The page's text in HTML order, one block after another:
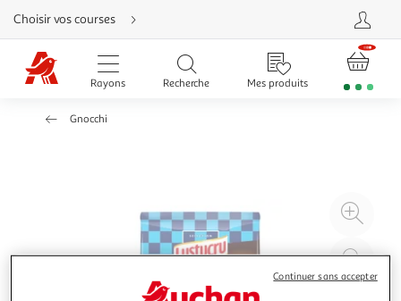
Aller
directement
au
contenu
Aller
directement
Aller
Choisir vos courses
Rayons Recherche Mes produits
Gnocchi
à
Continuer sans accepter